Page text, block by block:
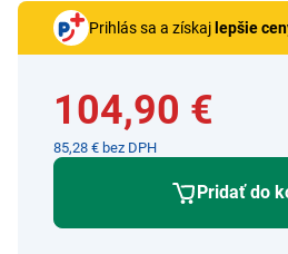
Prihlás sa a získaj lepšie
104,90 €
85,28 € bez DPH
Pridať do